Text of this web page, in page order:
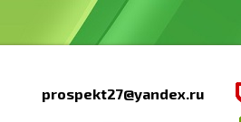
prospekt27@yandex.ru